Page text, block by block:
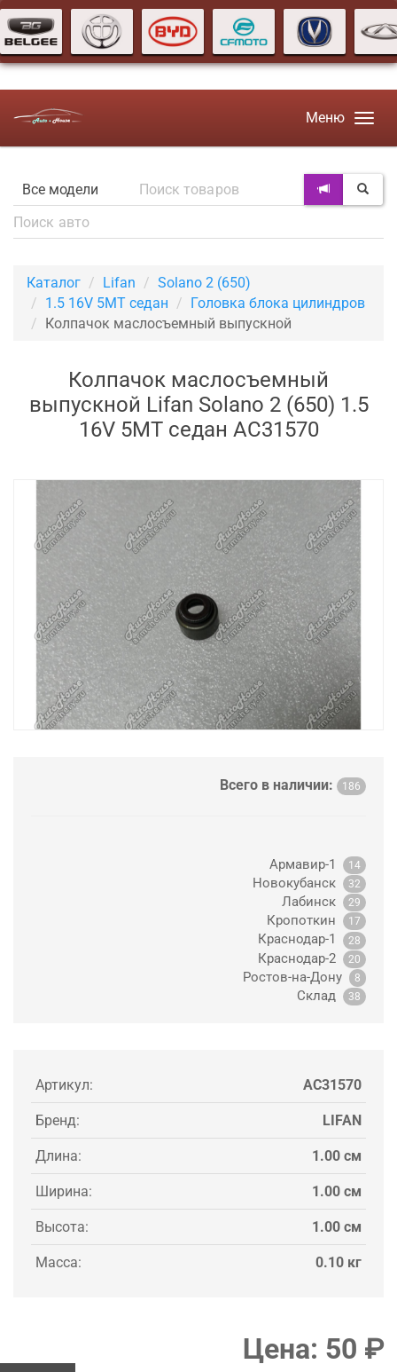
Меню
Каталог Lifan
Solano 2 (650)
1.5 16V 5MT седан
Головка блока цилиндров
Колпачок маслосъемный выпускной
Колпачок маслосъемный
выпускной Lifan Solano 2 (650) 1.5
16V 5MT седан AC31570
Всего в наличии: 186
Армавир-1 14
Новокубанск 32
Лабинск 29
Кропоткин 17
Краснодар-1 28
Краснодар-2 20
Ростов-на-Дону 8
Склад 38
Артикул: AC31570
Бренд: LIFAN
Длина: 1.00 см
Ширина: 1.00 см
Высота: 1.00 см
Масса: 0.10 кг
Цена: 50 ₽